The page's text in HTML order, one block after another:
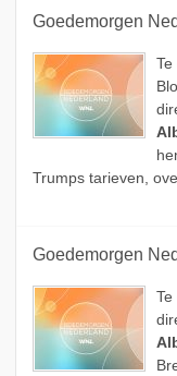
Te
Trumps tarieven,
Te